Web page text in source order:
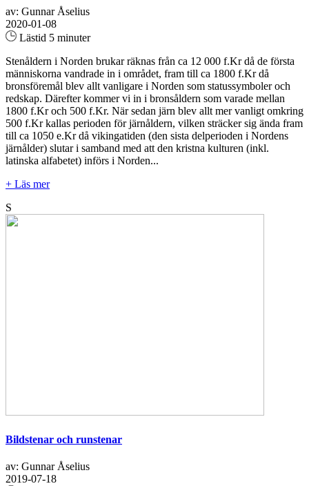
av: Gunnar Åselius
2020-01-08
Lästid 5 minuter
Stenåldern i Norden brukar räknas från ca 12 000 f.Kr då de första
människorna vandrade in i området, fram till ca 1800 f.Kr då
bronsföremål blev allt vanligare i Norden som statussymboler och
redskap. Därefter kommer vi in i bronsåldern som varade mellan
1800 f.Kr och 500 f.Kr. När sedan järn blev allt mer vanligt omkring
500 f.Kr kallas perioden för järnåldern, vilken sträcker sig ända fram
till ca 1050 e.Kr då vikingatiden (den sista delperioden i Nordens
järnålder) slutar i samband med att den kristna kulturen (inkl.
latinska alfabetet) införs i Norden...
+ Läs mer
S
Bildstenar och runstenar
av: Gunnar Åselius
2019-07-18